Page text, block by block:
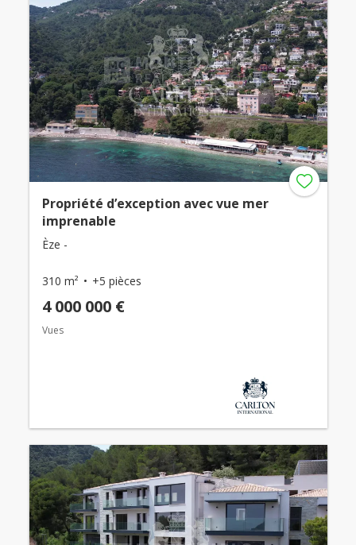
Propriété d’exception avec vue mer
imprenable
Èze -
310 m² +5 pièces
4 000 000 €
Vues